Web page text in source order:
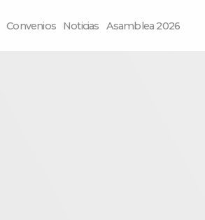
Convenios Noticias Asamblea 2026